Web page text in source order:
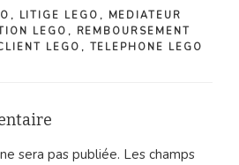
, LITIGE LEGO , MEDIATEUR
LEGO , REMBOURSEMENT
LEGO , TELEPHONE LEGO
sera pas publiée. Les champs